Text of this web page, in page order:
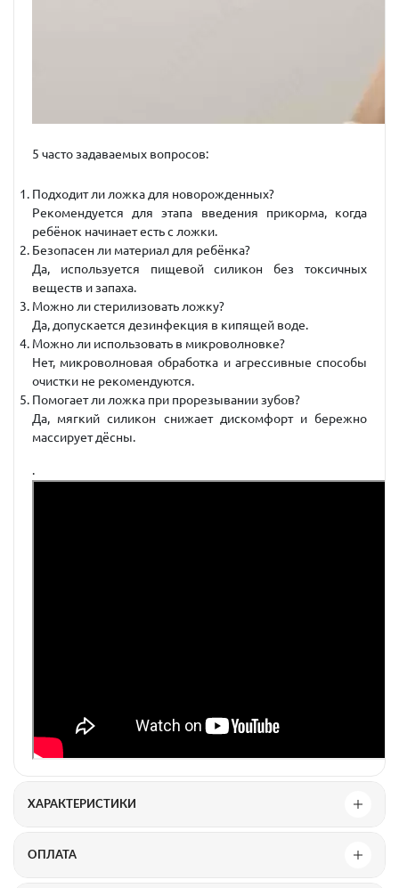
5 часто задаваемых вопросов:
Подходит ли ложка для новорожденных?
Рекомендуется для этапа введения прикорма, когда
ребёнок начинает есть с ложки.
Безопасен ли материал для ребёнка?
Да, используется пищевой силикон без токсичных
веществ и запаха.
Можно ли стерилизовать ложку?
Да, допускается дезинфекция в кипящей воде.
Можно ли использовать в микроволновке?
Нет, микроволновая обработка и агрессивные способы
очистки не рекомендуются.
Помогает ли ложка при прорезывании зубов?
Да, мягкий силикон снижает дискомфорт и бережно
массирует дёсны.
.
ХАРАКТЕРИСТИКИ
ОПЛАТА